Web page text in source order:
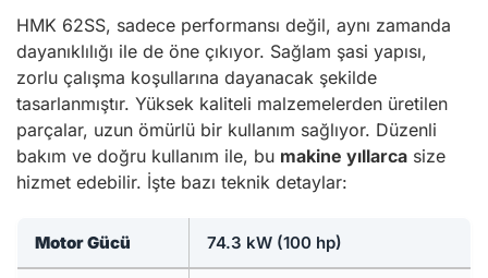
HMK 62SS, sadece performansı değil, aynı zamanda
dayanıklılığı ile de öne çıkıyor. Sağlam şasi yapısı,
zorlu çalışma koşullarına dayanacak şekilde
tasarlanmıştır. Yüksek kaliteli malzemelerden üretilen
parçalar, uzun ömürlü bir kullanım sağlıyor. Düzenli
bakım ve doğru kullanım ile, bu makine yıllarca size
hizmet edebilir. İşte bazı teknik detaylar:
Motor Gücü 74.3 kW (100 hp)